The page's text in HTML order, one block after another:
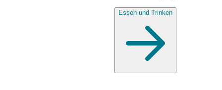
Essen und Trinken